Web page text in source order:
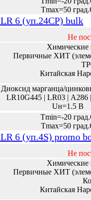
Tmax=50
6 (уп.24CP) bulk
Не
Химические
Первичные ХИТ
Китайская
Диоксид марганца/
LR10G445 | LR03 | А286
Uн=1.5 В
Tmin=-20
Tmax=50
6 (уп.4S) promo
Не
Химические
Первичные ХИТ
Китайская